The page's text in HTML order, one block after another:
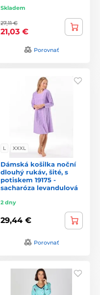
Skladem
27,11 €
21,03 €
Porovnať
L XXXL
Dámská košilka noční
dlouhý rukáv, šité, s
potiskem 19175 -
sacharóza levandulová
2 dny
29,44 €
Porovnať